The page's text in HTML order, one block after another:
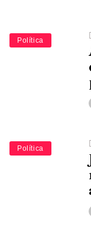
Política
Política